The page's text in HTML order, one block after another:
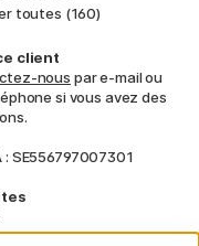
toutes (160)
client
nous par e-mail ou
si vous avez des
: SE556797007301